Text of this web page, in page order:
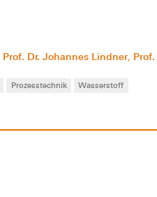
Prof. Dr. Johannes Lindner, Prof.
Prozesstechnik
Wasserstoff